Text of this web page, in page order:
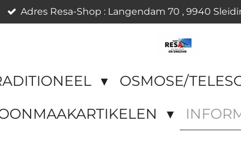
Adres Resa-Shop : Langendam 70 , 9940
OSMOSE/